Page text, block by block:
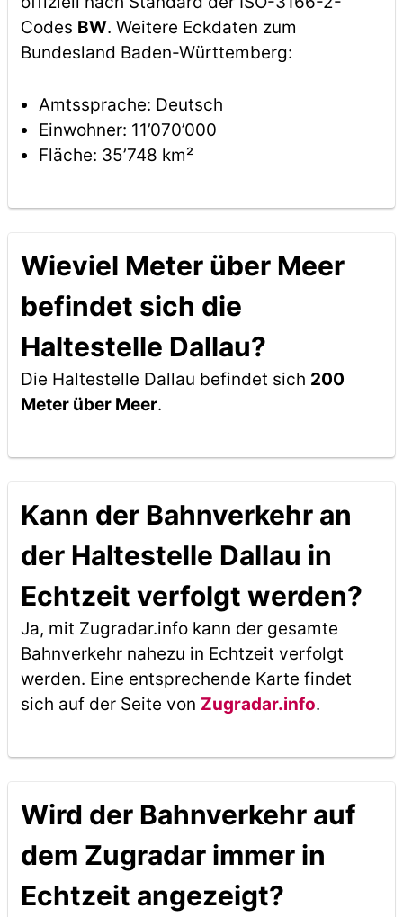
Codes BW. Weitere Eckdaten zum
Bundesland Baden-Württemberg:
Amtssprache: Deutsch
Einwohner: 11’070’000
Fläche: 35’748 km²
Wieviel Meter über Meer
befindet sich die
Haltestelle Dallau?
Die Haltestelle Dallau befindet sich 200
Meter über Meer.
Kann der Bahnverkehr an
der Haltestelle Dallau in
Echtzeit verfolgt werden?
Ja, mit Zugradar.info kann der gesamte
Bahnverkehr nahezu in Echtzeit verfolgt
werden. Eine entsprechende Karte findet
sich auf der Seite von Zugradar.info.
Wird der Bahnverkehr auf
dem Zugradar immer in
Echtzeit angezeigt?